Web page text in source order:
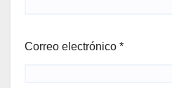
Correo electrónico *